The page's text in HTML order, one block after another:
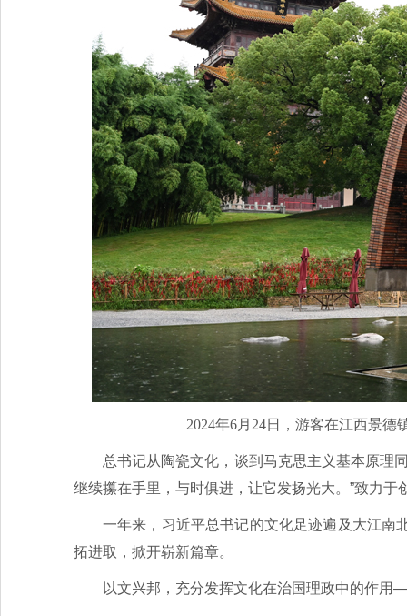
2024年6月24日，游客在江西景
总书记从陶瓷文化，谈到马克思主义基本原理
继续攥在手里，与时俱进，让它发扬光大。”致力
一年来，习近平总书记的文化足迹遍及大江南
拓进取，掀开崭新篇章。
以文兴邦，充分发挥文化在治国理政中的作